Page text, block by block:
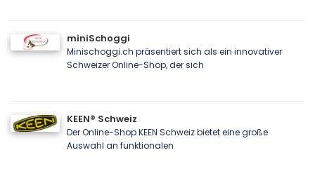
miniSchoggi
Minischoggi.ch präsentiert sich als ein innovativer
Schweizer Online-Shop, der sich
KEEN® Schweiz
Der Online-Shop KEEN Schweiz bietet eine große
Auswahl an funktionalen